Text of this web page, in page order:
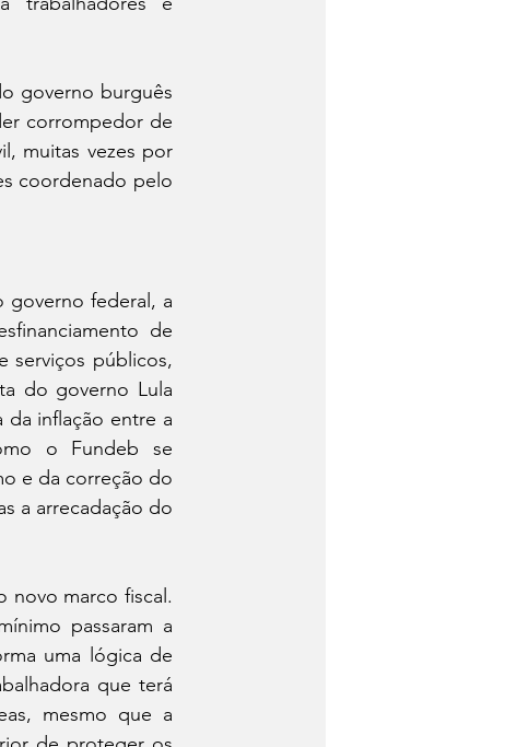
governo burguês
corrompedor de
muitas vezes por
coordenado pelo
governo federal, a
de
serviços públicos,
do governo Lula
da inflação entre a
o Fundeb se
e da correção do
a arrecadação do
novo marco fiscal.
passaram a
uma lógica de
que terá
mesmo que a